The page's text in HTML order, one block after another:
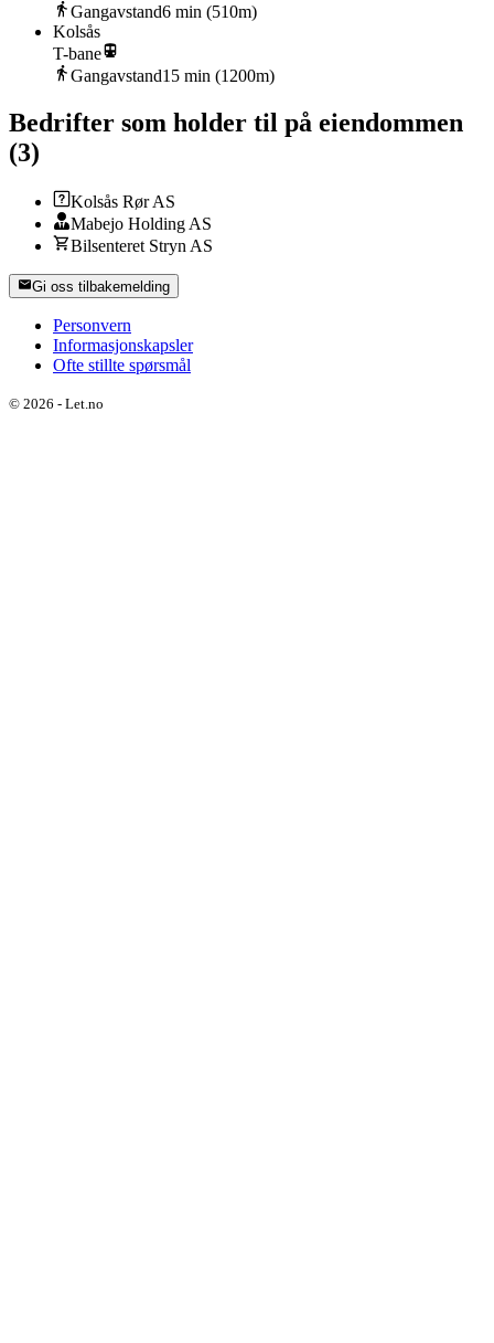
Gangavstand6 min (510m)
Kolsås
T-bane
Gangavstand15 min (1200m)
Bedrifter som holder til på eiendommen
(3)
Kolsås Rør AS
Mabejo Holding AS
Bilsenteret Stryn AS
Gi oss tilbakemelding
Personvern
Informasjonskapsler
Ofte stillte spørsmål
© 2026 - Let.no